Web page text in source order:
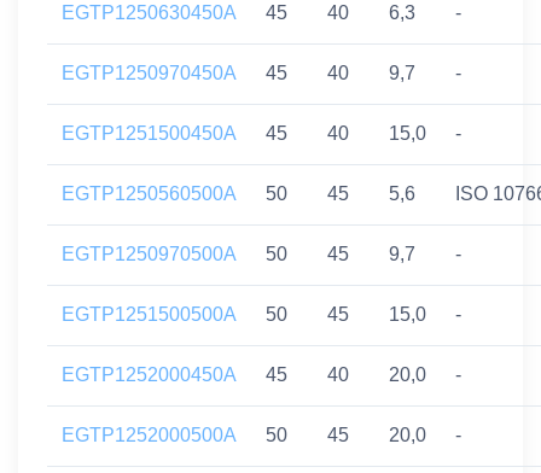
EGTP1250630450A 45 40 6,3 -
EGTP1250970450A 45 40 9,7 -
EGTP1251500450A 45 40 15,0 -
EGTP1250560500A 50 45 5,6 ISO
EGTP1250970500A 50 45 9,7 -
EGTP1251500500A 50 45 15,0 -
EGTP1252000450A 45 40 20,0 -
EGTP1252000500A 50 45 20,0 -